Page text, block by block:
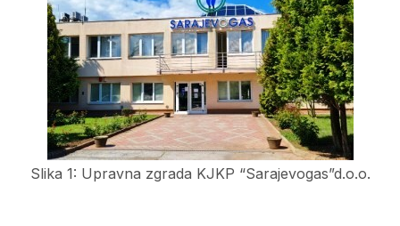
Slika 1: Upravna zgrada KJKP “Sarajevogas”d.o.o.